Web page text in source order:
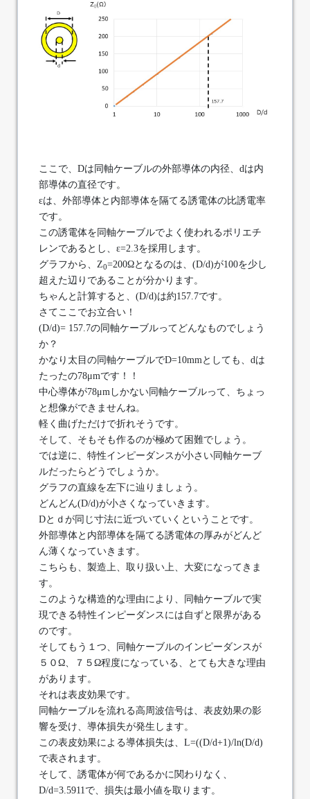
ここで、Dは同軸ケーブルの外部導体の内径、dは内
部導体の直径です。
εは、外部導体と内部導体を隔てる誘電体の比誘電率
です。
この誘電体を同軸ケーブルでよく使われるポリエチ
レンであるとし、ε=2.3を採用します。
グラフから、Z0=200Ωとなるのは、(D/d)が100を少し
超えた辺りであることが分かります。
ちゃんと計算すると、(D/d)は約157.7です。
さてここでお立合い！
(D/d)= 157.7の同軸ケーブルってどんなものでしょう
か？
かなり太目の同軸ケーブルでD=10mmとしても、dは
たったの78μmです！！
中心導体が78μmしかない同軸ケーブルって、ちょっ
と想像ができませんね。
軽く曲げただけで折れそうです。
そして、そもそも作るのが極めて困難でしょう。
では逆に、特性インピーダンスが小さい同軸ケーブ
ルだったらどうでしょうか。
グラフの直線を左下に辿りましょう。
どんどん(D/d)が小さくなっていきます。
Dとｄが同じ寸法に近づいていくということです。
外部導体と内部導体を隔てる誘電体の厚みがどんど
ん薄くなっていきます。
こちらも、製造上、取り扱い上、大変になってきま
す。
このような構造的な理由により、同軸ケーブルで実
現できる特性インピーダンスには自ずと限界がある
のです。
そしてもう１つ、同軸ケーブルのインピーダンスが
５０Ω、７５Ω程度になっている、とても大きな理由
があります。
それは表皮効果です。
同軸ケーブルを流れる高周波信号は、表皮効果の影
響を受け、導体損失が発生します。
この表皮効果による導体損失は、L=((D/d+1)/ln(D/d)
で表されます。
そして、誘電体が何であるかに関わりなく、
D/d=3.5911で、損失は最小値を取ります。